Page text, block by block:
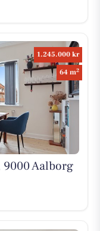
1.245.000 kr
64 m2
Aalborg